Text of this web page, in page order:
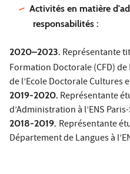
Activités en matière
responsabilités :
2020–2023. Représentante
Formation Doctorale (CFD)
de l’Ecole Doctorale Cultures
2019-2020. Représentante
d’Administration à l’ENS
2018-2019. Représentante
Département de Langues à